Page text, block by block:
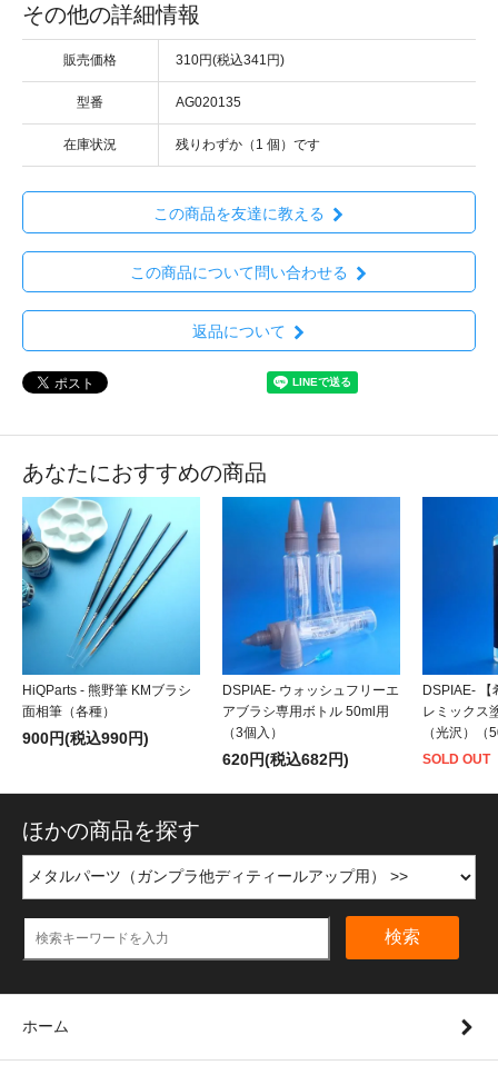
その他の詳細情報
販売価格 310円(税込341円)
型番 AG020135
在庫状況 残りわずか（1 個）です
この商品を友達に教える
この商品について問い合わせる
返品について
あなたにおすすめの商品
HiQParts - 熊野筆 KMブラシ
面相筆（各種）
900円(税込990円)
DSPIAE- ウォッシュフリーエ
アブラシ専用ボトル 50ml用
（3個入）
620円(税込682円)
DSPIAE- 【
レミックス
（光沢）（
SOLD OUT
ほかの商品を探す
検索
ホーム